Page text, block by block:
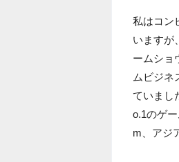
私はコン
いますが
ームショ
ムビジネ
ていまし
o.1のゲ
m、アジ